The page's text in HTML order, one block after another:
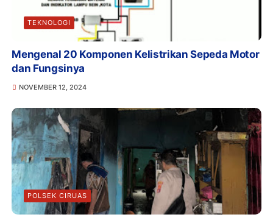
TEKNOLOGI
Mengenal 20 Komponen Kelistrikan Sepeda Motor
dan Fungsinya
NOVEMBER 12, 2024
POLSEK CIRUAS